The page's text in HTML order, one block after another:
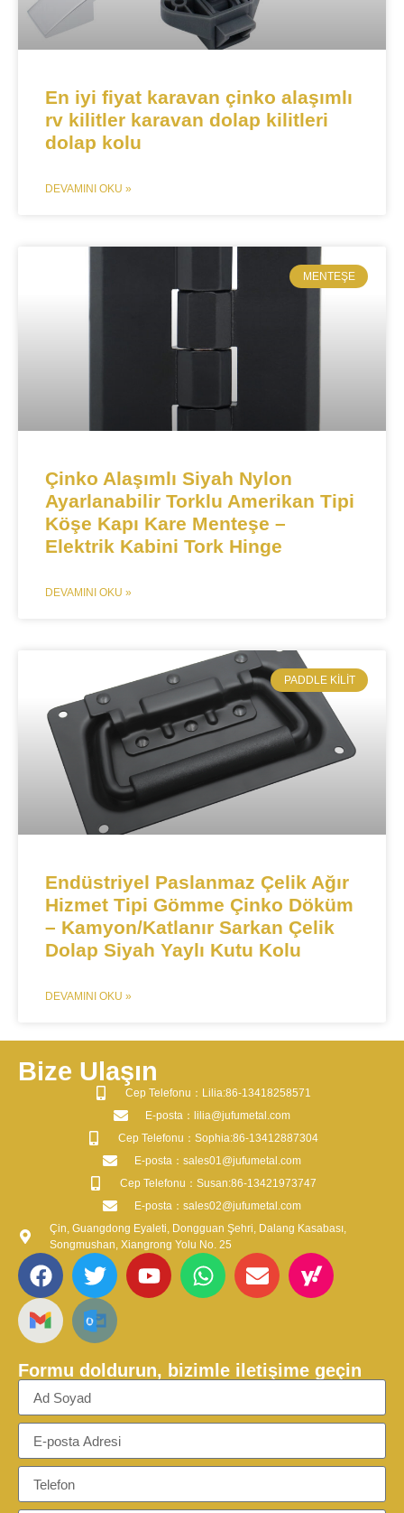
En iyi fiyat karavan çinko alaşımlı
rv kilitler karavan dolap kilitleri
dolap kolu
DEVAMINI OKU »
MENTEŞE​
​​​​Çinko Alaşımlı Siyah Nylon
Ayarlanabilir Torklu Amerikan Tipi
Köşe Kapı Kare Menteşe –
Elektrik Kabini Tork Hinge​​
DEVAMINI OKU »
​PADDLE KILIT
Endüstriyel Paslanmaz Çelik Ağır
Hizmet Tipi Gömme Çinko Döküm
– Kamyon/Katlanır Sarkan Çelik
Dolap Siyah Yaylı Kutu Kolu
DEVAMINI OKU »
Bize Ulaşın
​Cep Telefonu：Lilia:86-13418258571
​E-posta​：lilia@jufumetal.com
​Cep Telefonu：Sophia:86-13412887304
​E-posta​：sales01@jufumetal.com
​Cep Telefonu：Susan:86-13421973747
​E-posta​：sales02@jufumetal.com
Çin, Guangdong Eyaleti, Dongguan Şehri, Dalang Kasabası,
Songmushan, Xiangrong Yolu No. 25
Formu doldurun, bizimle iletişime geçin